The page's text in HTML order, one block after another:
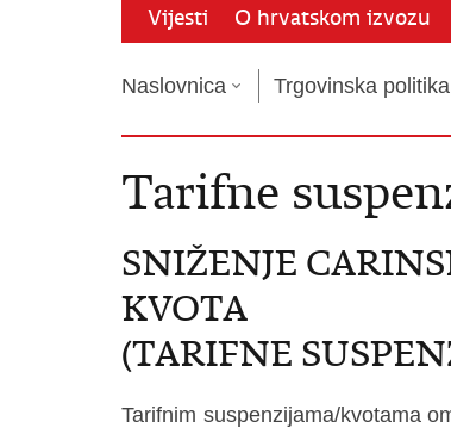
Vijesti O hrvatskom izvozu
Naslovnica Trgovinska politika
Tarifne
SNIŽENJE
KVOTA
(TARIFNE
Tarifnim suspenzijama/kvotama